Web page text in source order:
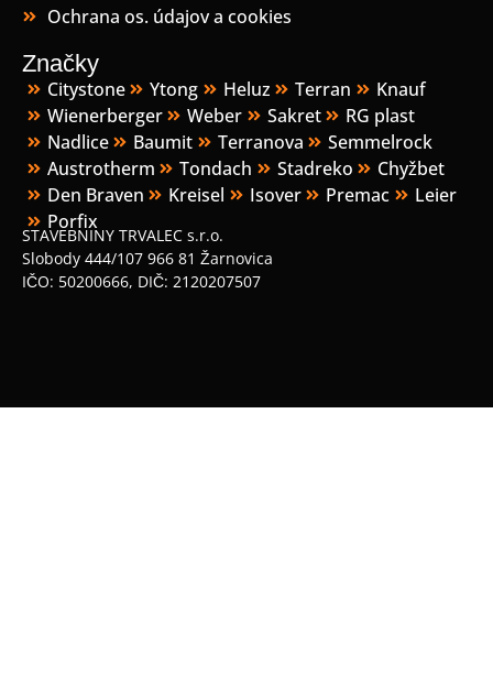
Ochrana os. údajov a cookies
Značky
Citystone Ytong Heluz Terran
Knauf
Wienerberger
Weber Sakret
RG plast
Nadlice
Baumit Terranova
Semmelrock
Austrotherm
Tondach Stadreko
Chyžbet
Den Braven
Kreisel Isover Premac
Leier
Porfix
STAVEBNINY TRVALEC s.r.o.
Slobody 444/107 966 81 Žarnovica
IČO: 50200666, DIČ: 2120207507